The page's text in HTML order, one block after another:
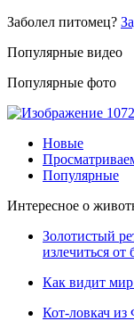
Заболел питомец?
Популярные видео
Популярные фото
Новые
Популярные
Интересное о
Золотистый
излечиться
Как видит
Кот-ловкач